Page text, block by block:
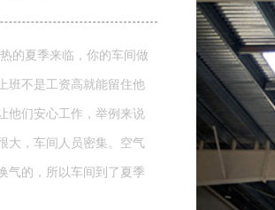
班不是工资高就能留住他
他们安心工作，举例来说
大，车间人员密集。空气
气的，所以车间到了夏季